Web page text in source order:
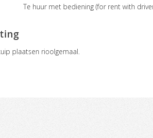
Te huur met bediening (for rent with
plaatsen rioolgemaal.